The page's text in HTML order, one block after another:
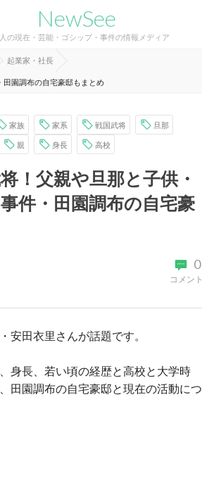
NewSee
の現在・芸能・ゴシップ・事件の情報メディア
起業家・社長
園調布の自宅豪邸もまとめ
家族 家系 戦国武将 旦那
親 身長 高校
！父親や旦那と子供・
件・田園調布の自宅豪
0
コメント
安田衣里さんが話題です。
身長、若い頃の経歴と高校と大学時
田園調布の自宅豪邸と現在の活動につ